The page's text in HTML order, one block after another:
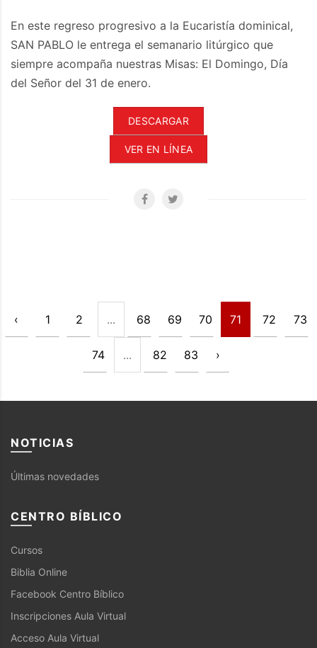
En este regreso progresivo a la Eucaristía dominical,
SAN PABLO le entrega el semanario litúrgico que
siempre acompaña nuestras Misas: El Domingo, Día
del Señor del 31 de enero.
DESCARGAR
VER EN LÍNEA
‹ 1 2 ... 68 69 70 71 72 73
74 ... 82 83 ›
NOTICIAS
Últimas novedades
CENTRO BÍBLICO
Cursos
Biblia Online
Facebook Centro Bíblico
Inscripciones Aula Virtual
Acceso Aula Virtual